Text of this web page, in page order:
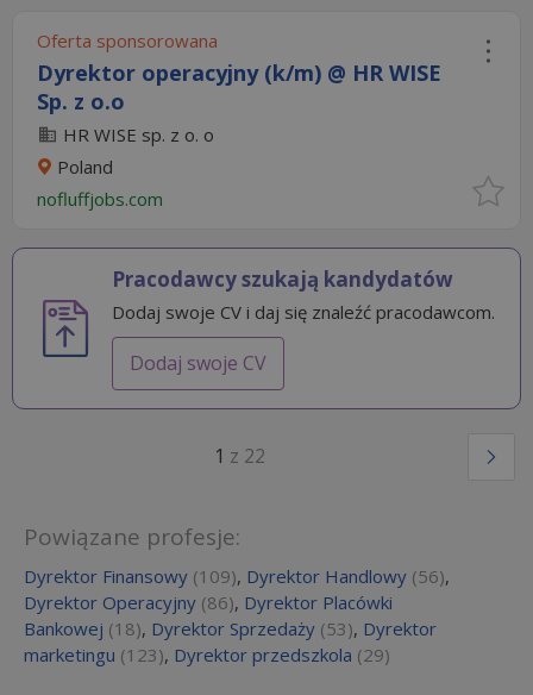
Oferta sponsorowana
Dyrektor operacyjny (k/m) @ HR WISE
Sp. z o.o
HR WISE sp. z o. o
Poland
nofluffjobs.com
Pracodawcy szukają kandydatów
Dodaj swoje CV i daj się znaleźć pracodawcom.
Dodaj swoje CV
1 z 22
Powiązane profesje:
Dyrektor Finansowy (109), Dyrektor Handlowy (56),
Dyrektor Operacyjny (86), Dyrektor Placówki
Bankowej (18), Dyrektor Sprzedaży (53), Dyrektor
marketingu (123), Dyrektor przedszkola (29)